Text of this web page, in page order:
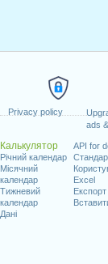
Privacy policy
ads
Калькулятор
Річний календар
Місячний
календар
Тижневий
календар
Дані
API for
Excel